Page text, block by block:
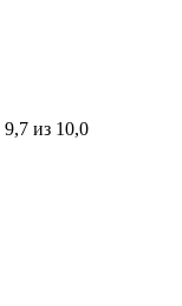
9,7 из 10,0